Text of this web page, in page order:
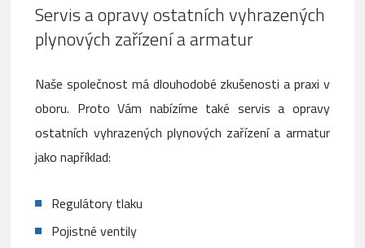
Servis a opravy ostatních vyhrazených
plynových zařízení a armatur
Naše společnost má dlouhodobé zkušenosti a praxi v
oboru. Proto Vám nabízíme také servis a opravy
ostatních vyhrazených plynových zařízení a armatur
jako například:
Regulátory tlaku
Pojistné ventily